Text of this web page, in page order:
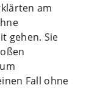
am
gehen. Sie
Fall ohne